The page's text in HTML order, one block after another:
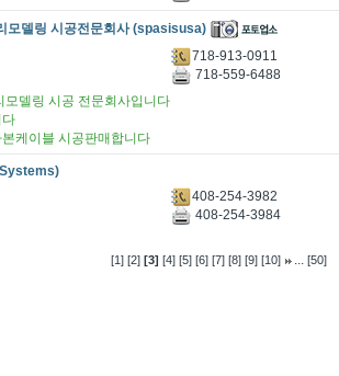
모델링 시공전문회사 (spasisusa)
718-913-0911
718-559-6488
모델링 시공 전문회사입니다
다
케이블 시공판매합니다
408-254-3982
408-254-3984
[1] [2] [3] [4] [5] [6] [7] [8] [9] [10] ...[50]